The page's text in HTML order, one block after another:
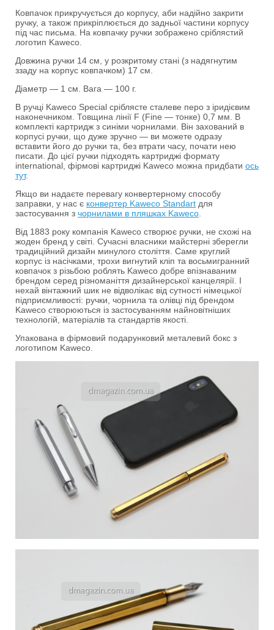
Ковпачок прикручується до корпусу, аби надійно закрити
ручку, а також прикріплюється до задньої частини корпусу
під час письма. На ковпачку ручки зображено сріблястий
логотип Kaweco.
Довжина ручки 14 см, у розкритому стані (з надягнутим
ззаду на корпус ковпачком) 17 см.
Діаметр — 1 см. Вага — 100 г.
В ручці Kaweco Special сріблясте сталеве перо з іридієвим
наконечником. Товщина лінії F (Fine — тонке) 0,7 мм. В
комплекті картридж з синіми чорнилами. Він захований в
корпусі ручки, що дуже зручно — ви можете одразу
вставити його до ручки та, без втрати часу, почати нею
писати. До цієї ручки підходять картриджі формату
international, фірмові картриджі Kaweco можна придбати ось
тут.
Якщо ви надаєте перевагу конвертерному способу
заправки, у нас є конвертер Kaweco Standart для
застосування з чорнилами в пляшках Kaweco
Від 1883 року компанія Kaweco створює ручки, не схожі на
жоден бренд у світі. Сучасні власники майстерні зберегли
традиційний дизайн минулого століття. Саме круглий
корпус із насічками, трохи вигнутий кліп та восьмигранний
ковпачок з різьбою роблять Kaweco добре впізнаваним
брендом серед різноманіття дизайнерської канцелярії. І
нехай вінтажний шик не відволікає від сутності німецької
підприємливості: ручки, чорнила та олівці під брендом
Kaweco створюються із застосуванням найновітніших
технологій, матеріалів та стандартів якості.
Упакована в фірмовий подарунковий металевий бокс з
логотипом Kaweco.